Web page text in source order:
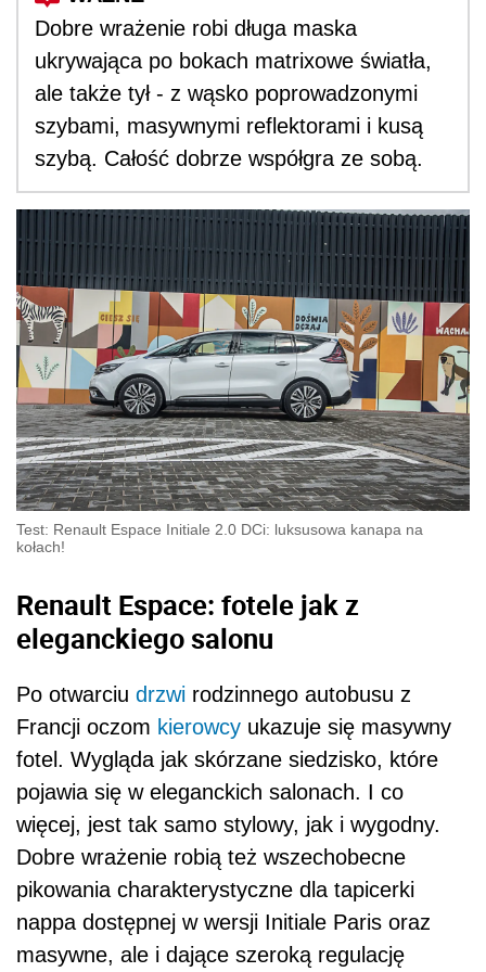
Dobre wrażenie robi długa maska
ukrywająca po bokach matrixowe światła,
ale także tył - z wąsko poprowadzonymi
szybami, masywnymi reflektorami i kusą
szybą. Całość dobrze współgra ze sobą.
Test: Renault Espace Initiale 2.0 DCi: luksusowa kanapa na
kołach!
Renault Espace: fotele jak z
eleganckiego salonu
Po otwarciu drzwi rodzinnego autobusu z
Francji oczom kierowcy ukazuje się masywny
fotel. Wygląda jak skórzane siedzisko, które
pojawia się w eleganckich salonach. I co
więcej, jest tak samo stylowy, jak i wygodny.
Dobre wrażenie robią też wszechobecne
pikowania charakterystyczne dla tapicerki
nappa dostępnej w wersji Initiale Paris oraz
masywne, ale i dające szeroką regulację